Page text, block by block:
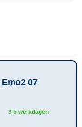
07
3-5 werkdagen